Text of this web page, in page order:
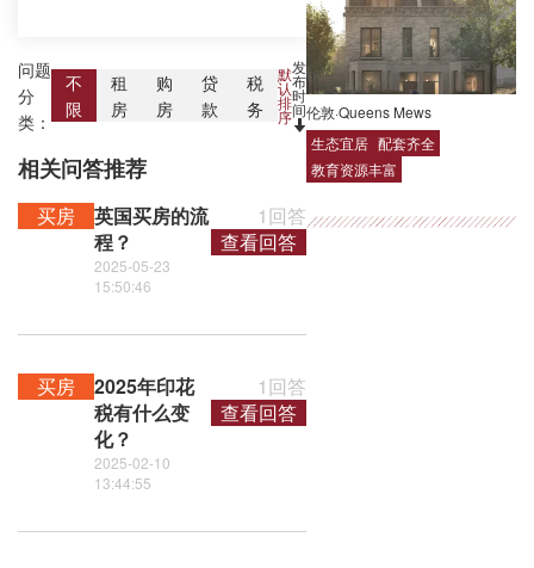
问题
分
类：
不
限
租
房
购
房
贷
款
税
务
默
认
排
序
发
布
时
间
相关问答推荐
买房
英国买房的流
程？
2025-05-23
15:50:46
1回答
查看回答
买房
2025年印花
税有什么变
化？
2025-02-10
13:44:55
1回答
查看回答
伦敦·Queens Mews
生态宜居 配套齐全
教育资源丰富